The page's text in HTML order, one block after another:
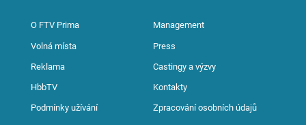
O FTV Prima Management
Volná místa Press
Reklama Castingy a výzvy
HbbTV Kontakty
Podmínky užívání Zpracování osobních údajů